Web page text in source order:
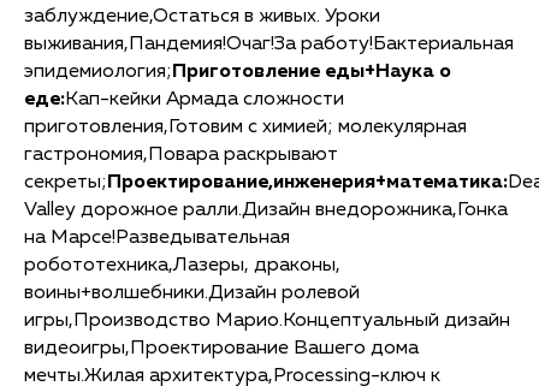
заблуждение,Остаться в живых. Уроки
выживания,Пандемия!Очаг!За работу!Бактериальная
эпидемиология; Приготовление еды+Наука о
еде:Кап-кейки Армада сложности
приготовления,Готовим с химией; молекулярная
гастрономия,Повара раскрывают
секреты; Проектирование,инженерия+математика:
Valley дорожное ралли.Дизайн внедорожника,Гонка
на Марсе!Разведывательная
робототехника,Лазеры, драконы,
воины+волшебники.Дизайн ролевой
игры,Производство Марио.Концептуальный дизайн
видеоигры,Проектирование Вашего дома
мечты.Жилая архитектура,Processing-ключ к